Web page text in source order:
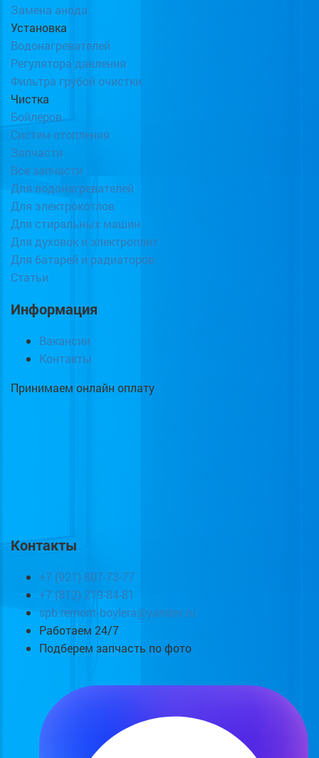
Замена анода
Установка
Водонагревателей
Регулятора давления
Фильтра грубой очистки
Чистка
Бойлеров
Систем отопления
Запчасти
Все запчасти
Для водонагревателей
Для электрокотлов
Для стиральных машин
Для духовок и электроплит
Для батарей и радиаторов
Статьи
Информация
Вакансии
Контакты
Принимаем онлайн оплату
Контакты
+7 (921) 807-73-77
+7 (812) 219-84-81
spb.remont-boylera@yandex.ru
Работаем 24/7
Подберем запчасть по фото